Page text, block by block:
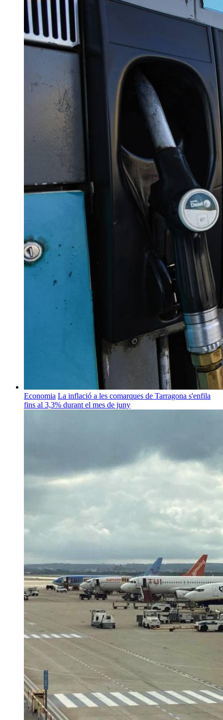
Economia La inflació a les comarques de Tarragona s'enfila
fins al 3,3% durant el mes de juny